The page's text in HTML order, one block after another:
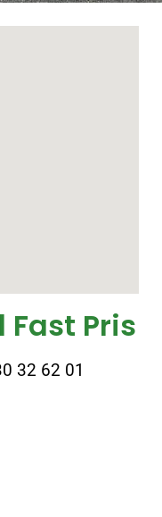
Pris
32 62 01